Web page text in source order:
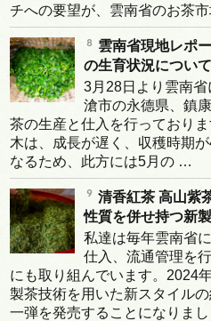
チへの要望が、雲南省のお茶
雲南省現地レポ
の生育状況について
3月28日より雲南
滄市の永德県、鎮
茶の生産と仕入を行っており
木は、成長が遅く、収穫時期
なるため、此方には5月の …
清香紅茶 高山紫
性質を併せ持つ新
私達は毎年雲南省
仕入、流通管理を
にも取り組んでいます。2024
製茶技術を用いた新スタイル
一弾を発売することになりま